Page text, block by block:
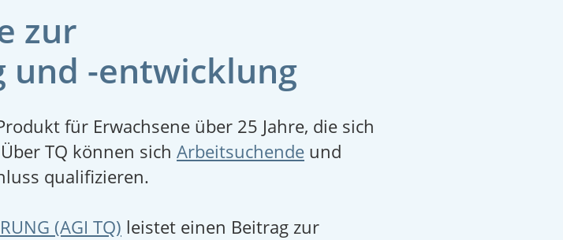
zur
und -entwicklung
für Erwachsene über 25 Jahre, die sich
TQ können sich Arbeitsuchende und
qualifizieren.
(AGI TQ) leistet einen Beitrag zur